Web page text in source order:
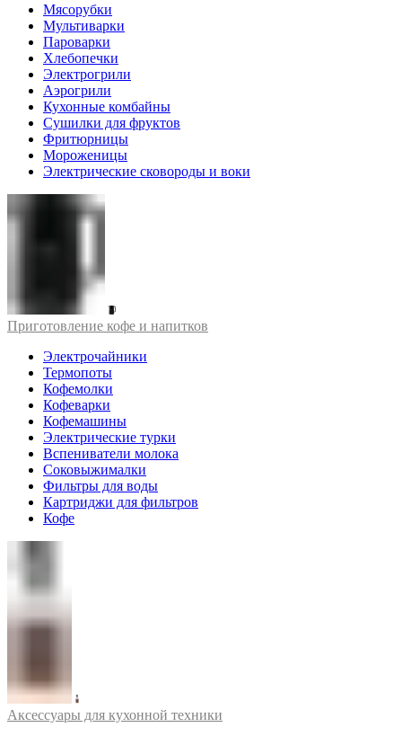
Мясорубки
Мультиварки
Пароварки
Хлебопечки
Электрогрили
Аэрогрили
Кухонные комбайны
Сушилки для фруктов
Фритюрницы
Мороженицы
Электрические сковороды и воки
Приготовление кофе и напитков
Электрочайники
Термопоты
Кофемолки
Кофеварки
Кофемашины
Электрические турки
Вспениватели молока
Соковыжималки
Фильтры для воды
Картриджи для фильтров
Кофе
Аксессуары для кухонной техники